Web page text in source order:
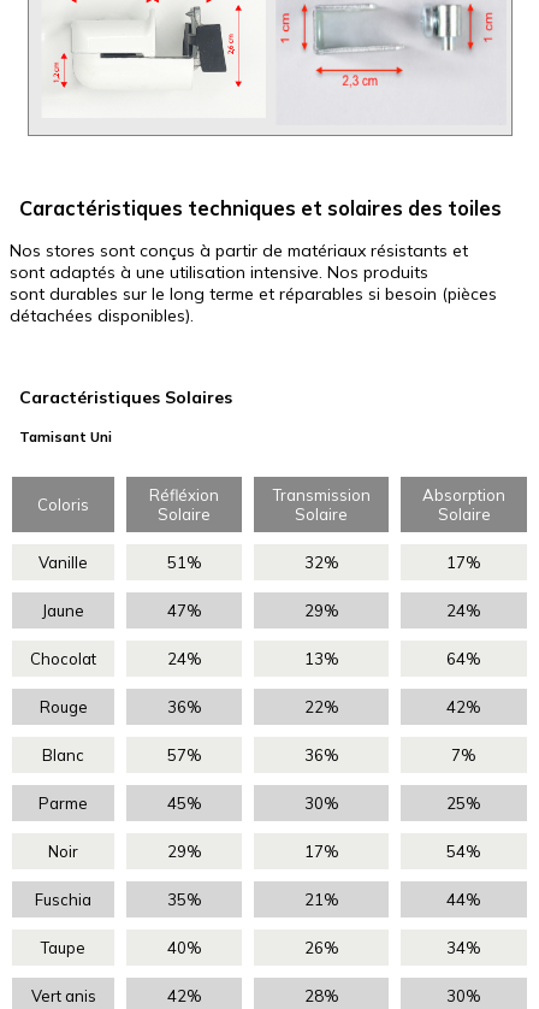
Caractéristiques techniques et solaires des toiles
Nos stores sont conçus à partir de matériaux résistants et
sont adaptés à une utilisation intensive. Nos produits
sont durables sur le long terme et réparables si besoin (pièces
détachées disponibles).
Caractéristiques Solaires
Tamisant Uni
Coloris
Réfléxion
Solaire
Transmission
Solaire
Absorption
Solaire
Vanille 51% 32% 17%
Jaune 47% 29% 24%
Chocolat 24% 13% 64%
Rouge 36% 22% 42%
Blanc 57% 36% 7%
Parme 45% 30% 25%
Noir 29% 17% 54%
Fuschia 35% 21% 44%
Taupe 40% 26% 34%
Vert anis 42% 28% 30%